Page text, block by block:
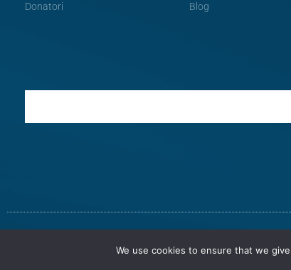
Donatori
Blog
We use cookies to ensure that we